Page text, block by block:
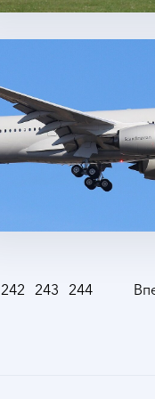
242 243 244